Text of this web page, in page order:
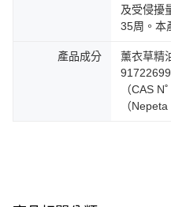
及受侵擾
35周。本
產品成分
薰衣草精
（CAS
（